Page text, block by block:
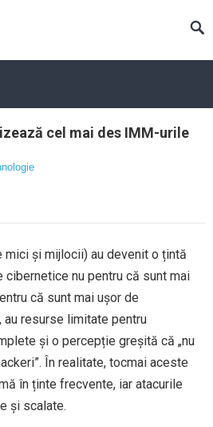
cel mai des IMM-urile
și mijlocii) au devenit o țintă
cibernetice nu pentru că sunt mai
că sunt mai ușor de
resurse limitate pentru
și o percepție greșită că „nu
În realitate, tocmai aceste
în ținte frecvente, iar atacurile
și scalate.